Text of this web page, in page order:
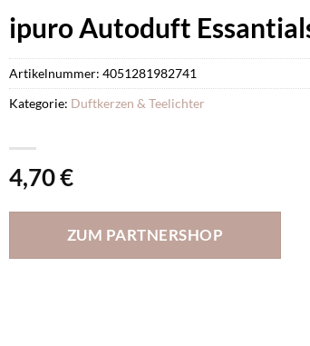
ipuro Autoduft
4,70€
ZUM PARTNERSHOP
Artikelnummer: 4051281982741
Kategorie: Duftkerzen & Teelichter